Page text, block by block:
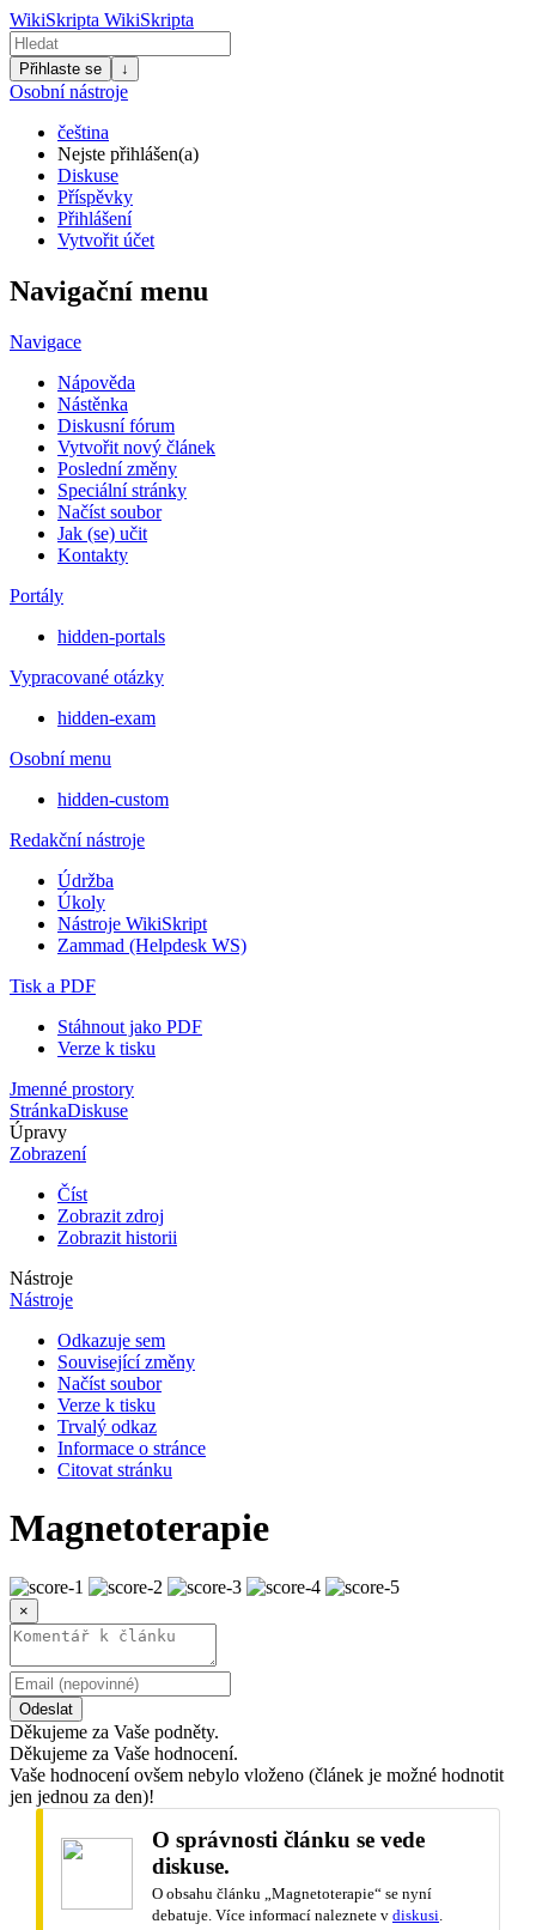
WikiSkripta WikiSkripta
Přihlaste se ↓
Osobní nástroje
čeština
Nejste přihlášen(a)
Diskuse
Příspěvky
Přihlášení
Vytvořit účet
Navigační menu
Navigace
Nápověda
Nástěnka
Diskusní fórum
Vytvořit nový článek
Poslední změny
Speciální stránky
Načíst soubor
Jak (se) učit
Kontakty
Portály
hidden-portals
Vypracované otázky
hidden-exam
Osobní menu
hidden-custom
Redakční nástroje
Údržba
Úkoly
Nástroje WikiSkript
Zammad (Helpdesk WS)
Tisk a PDF
Stáhnout jako PDF
Verze k tisku
Jmenné prostory
StránkaDiskuse
Úpravy
Zobrazení
Číst
Zobrazit zdroj
Zobrazit historii
Nástroje
Nástroje
Odkazuje sem
Související změny
Načíst soubor
Verze k tisku
Trvalý odkaz
Informace o stránce
Citovat stránku
Magnetoterapie
×
Odeslat
Děkujeme za Vaše podněty.
Děkujeme za Vaše hodnocení.
Vaše hodnocení ovšem nebylo vloženo (článek je možné hodnotit
jen jednou za den)!
O správnosti článku se vede
diskuse.
O obsahu článku „ Magnetoterapie“ se nyní
debatuje. Více informací naleznete v diskusi